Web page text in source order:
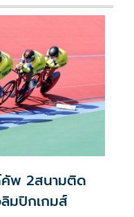
คัพ 2สนามติด
มปิกเกมส์